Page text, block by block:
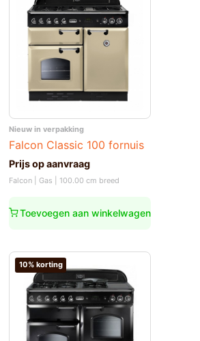
Nieuw in verpakking
Falcon Classic 100 fornuis
Prijs op aanvraag
Falcon | Gas | 100.00 cm breed
Toevoegen aan winkelwagen
10% korting